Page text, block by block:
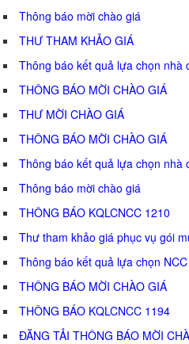
Thông báo mời chào giá
THƯ THAM KHẢO GIÁ
Thông báo kết quả lựa chọn nhà
THÔNG BÁO MỜI CHÀO GIÁ
THƯ MỜI CHÀO GIÁ
THÔNG BÁO MỜI CHÀO GIÁ
Thông báo kết quả lựa chọn nhà
Thông báo mời chào giá
THÔNG BÁO KQLCNCC 1210
Thư tham khảo giá phục vụ gói
Thông báo kết quả lựa chọn NCC
THÔNG BÁO MỜI CHÀO GIÁ
THÔNG BÁO KQLCNCC 1194
ĐĂNG TẢI THÔNG BÁO MỜI